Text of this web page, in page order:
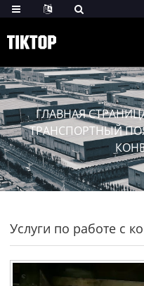
ГЛАВНАЯ
ТРАНСПОРТНЫЙ
Услуги по работе с